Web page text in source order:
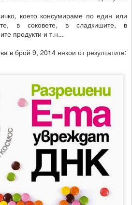
което консумираме по един или
в соковете, в сладкишите, в
продукти и т.н...
в брой 9, 2014 някои от резултатите: